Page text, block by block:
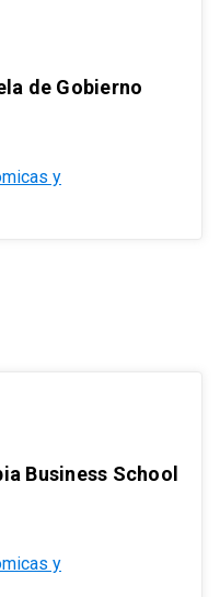
de Gobierno
y
Business School
y